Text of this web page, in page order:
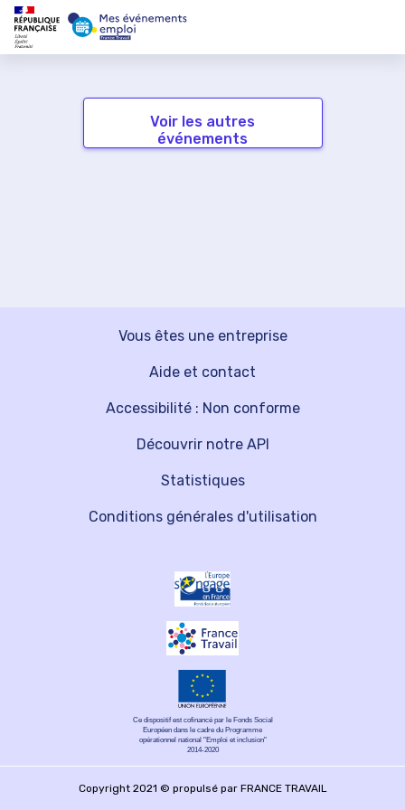
Voir les autres
événements
Vous êtes une entreprise
Découvrir notre API
Aide et contact
Statistiques
Accessibilité : Non conforme
Conditions générales d'utilisation
Ce dispositif est cofinancé par le Fonds Social
Européen dans le cadre du Programme
opérationnel national "Emploi et inclusion"
2014-2020
Copyright 2021 © propulsé par FRANCE TRAVAIL